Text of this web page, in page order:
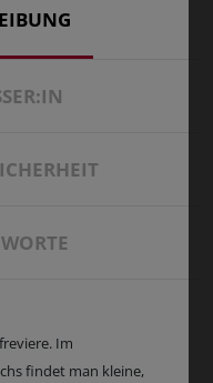
Im
findet man kleine,